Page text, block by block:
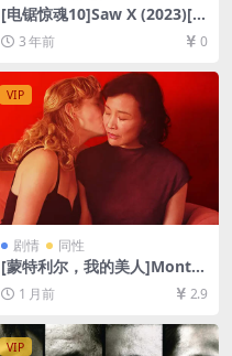
[电锯惊魂10]Saw X (2023)[百
度网盘+夸克网盘1080P超清
未删减资源][网盘在线播放/下
载][MP4/7.2GB][中英字幕]
3 年前 0
VIP
剧情 同性
[蒙特利尔，我的美人]Montré
al, ma belle (2025)[百度网盘
+夸克网盘1080P超清未删减
4/7.5GB][中文字幕]
1 月前 2.9
VIP